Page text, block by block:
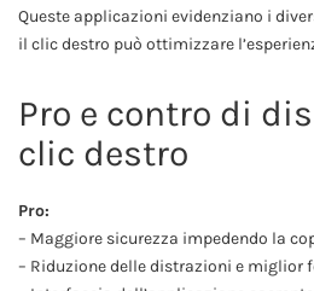
Queste applicazioni evidenziano i
il clic destro può ottimizzare
Pro e contro di
clic destro
Pro:
– Maggiore sicurezza impedendo la
– Riduzione delle distrazioni e miglior